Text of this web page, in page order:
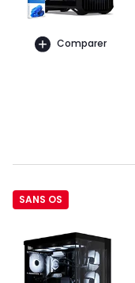
Comparer
SANS OS